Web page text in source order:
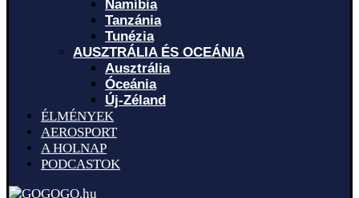
Namíbia
Tanzánia
Tunézia
AUSZTRÁLIA ÉS OCEÁNIA
Ausztrália
Óceánia
Új-Zéland
ÉLMÉNYEK
AEROSPORT
A HOLNAP
PODCASTOK